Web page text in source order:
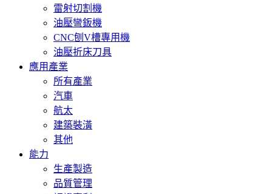
雷射切割機
油壓彎鈑機
CNC刨V槽專用機
油壓折床刀具
應用產業
所有產業
汽車
航太
建築裝潢
其他
能力
生產製造
品質管理